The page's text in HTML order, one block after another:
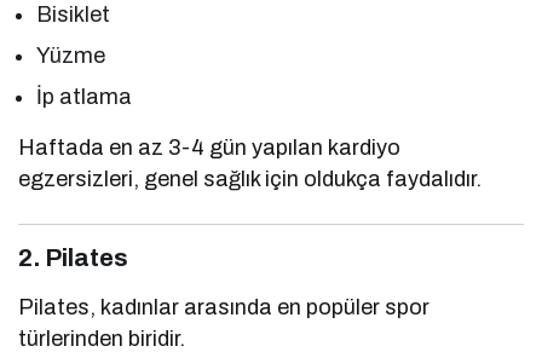
Bisiklet
Yüzme
İp atlama
Haftada en az 3-4 gün yapılan kardiyo
egzersizleri, genel sağlık için oldukça faydalıdır.
2. Pilates
Pilates, kadınlar arasında en popüler spor
türlerinden biridir.